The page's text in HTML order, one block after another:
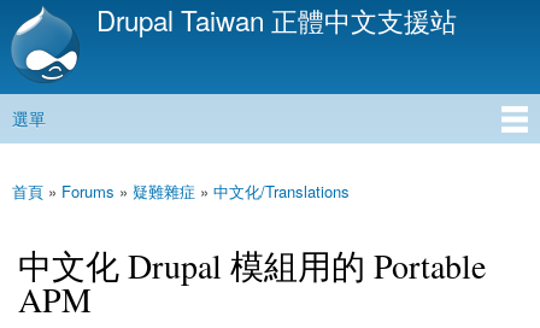
移
內
Drupal Taiwan 正體中文支援站
主選單
選單
您在這裡
首頁 » Forums » 疑難雜症 » 中文化/Translations
中文化 Drupal 模組用的 Portable
APM